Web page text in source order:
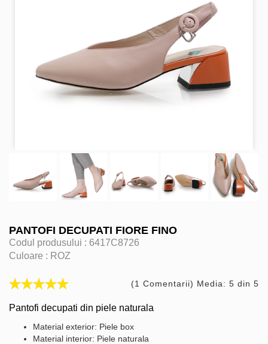
PANTOFI DECUPATI FIORE FINO
Codul produsului : 6417C8726
Culoare : ROZ
(1 Comentarii) Media: 5 din 5
Pantofi decupati din piele naturala
Material exterior: Piele box
Material interior: Piele naturala